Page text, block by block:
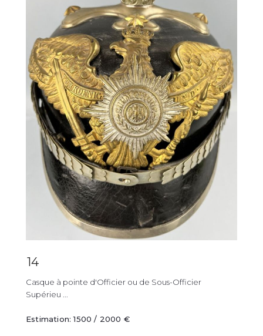
14
Casque à pointe d'Officier ou de Sous-Officier
Supérieu ...
Estimation: 1500 / 2000 €